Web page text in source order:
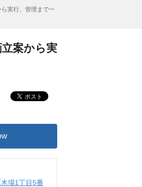
実行、管理まで一
案から実
場1丁目5番